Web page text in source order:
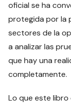
oficial se ha
protegida por la
sectores de la
a analizar las
que hay una
completamente.
Lo que este libro